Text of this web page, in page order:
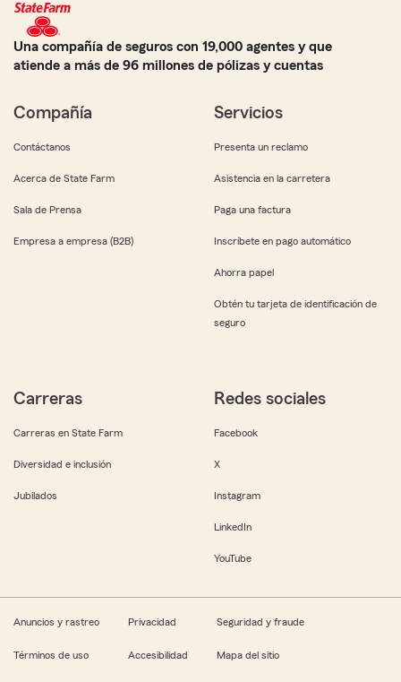
Una compañía de seguros con 19,000 agentes y que
atiende a más de 96 millones de pólizas y cuentas
Compañía
Contáctanos
Acerca de State Farm
Sala de Prensa
Empresa a empresa (B2B)
Servicios
Presenta un reclamo
Asistencia en la carretera
Paga una factura
Inscríbete en pago automático
Ahorra papel
Obtén tu tarjeta de identificación de
seguro
Carreras
Carreras en State Farm
Diversidad e inclusión
Jubilados
Redes sociales
Facebook
X
Instagram
LinkedIn
YouTube
Anuncios y rastreo Privacidad Seguridad y fraude
Términos de uso Accesibilidad Mapa del sitio